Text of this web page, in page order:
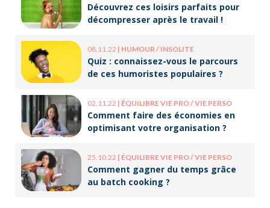
Découvrez ces loisirs parfaits pour
décompresser après le travail !
08.11.22 | HUMOUR / INSOLITE
Quiz : connaissez-vous le parcours
de ces humoristes populaires ?
02.11.22 | ÉQUILIBRE VIE PRO / VIE PERSO
Comment faire des économies en
optimisant votre organisation ?
25.10.22 | ÉQUILIBRE VIE PRO / VIE PERSO
Comment gagner du temps grâce
au batch cooking ?